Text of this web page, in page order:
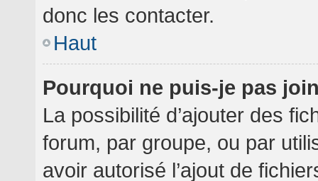
donc les contacter.
Haut
Pourquoi ne puis-je pas
La possibilité d’ajouter des
forum, par groupe, ou par
avoir autorisé l’ajout de